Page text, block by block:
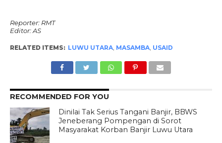
Reporter: RMT
Editor: AS
RELATED ITEMS: LUWU UTARA, MASAMBA, USAID
RECOMMENDED FOR YOU
Dinilai Tak Serius Tangani Banjir, BBWS
Jeneberang Pompengan di Sorot
Masyarakat Korban Banjir Luwu Utara